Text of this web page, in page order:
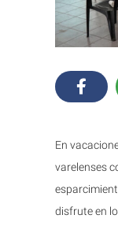
En
varelenses
disfrute en